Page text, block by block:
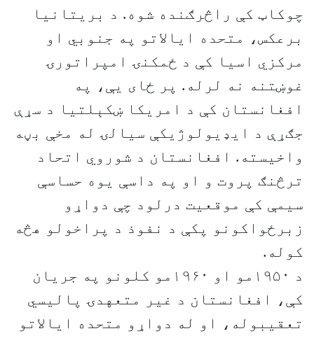
چوکاټ کې راڅرګنده شوه. د بریتانیا
برعکس، متحده ایالاتو په جنوبي او
مرکزي اسیا کې د ځمکنۍ امپراتورۍ
غوښتنه نه لرله. پر ځای یې، په
افغانستان کې د امریکا ښکېلتیا د سړې
جګړې د ایډیولوژیکې سیالۍ له مخې بڼه
واخیسته. افغانستان د شوروي اتحاد
ترڅنګ پروت و او په داسې یوه حساسې
سیمې کې موقعیت درلود چې دواړو
زبرځواکونو پکې د نفوذ د پراخولو هڅه
کوله.
د ۱۹۵۰مو او ۱۹۶۰مو کلونو په جریان
کې، افغانستان د غیر متعهدۍ پالیسي
تعقیبوله، او له دواړو متحده ایالاتو